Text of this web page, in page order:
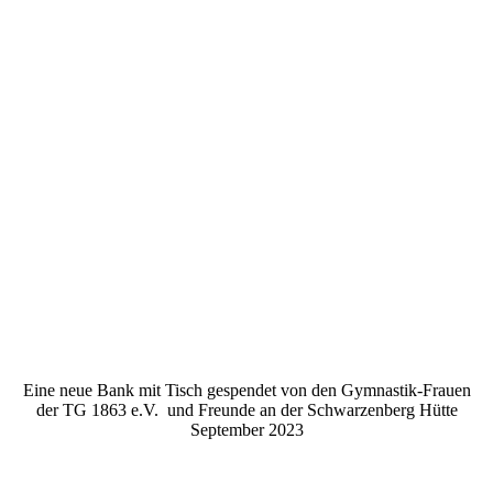
Eine neue Bank mit Tisch gespendet von den Gymnastik-Frauen
der TG 1863 e.V. und Freunde an der Schwarzenberg Hütte
September 2023